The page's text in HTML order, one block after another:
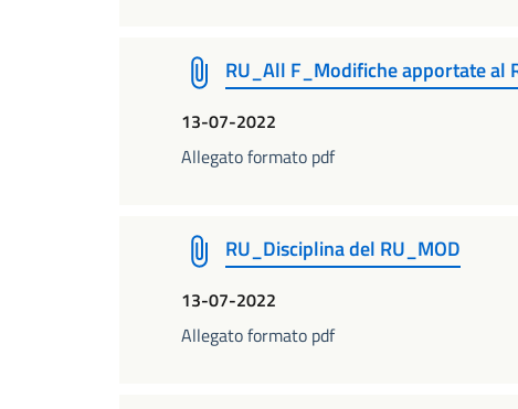
RU_All F_Modifiche apportate al
13-07-2022
Allegato formato pdf
RU_Disciplina del RU_MOD
13-07-2022
Allegato formato pdf